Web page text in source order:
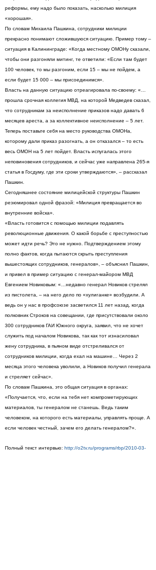
реформы, ему надо было показать, насколько милиция
«хорошая».
По словам Михаила Пашкина, сотрудники милиции
прекрасно понимают сложившуюся ситуацию. Пример тому –
ситуация в Калининграде: «Когда местному ОМОНу сказали,
чтобы они разгоняли митинг, те ответили: «Если там будет
100 человек, то мы разгоним, если 15 – мы не пойдем, а
если будет 15 000 – мы присоединимся».
Власть на данную ситуацию отреагировала по-своему: «…
прошла срочная коллегия МВД, на которой Медведев сказал,
что сотрудникам за неисполнение приказов надо давать 6
месяцев ареста, а за коллективное неисполнение – 5 лет.
Теперь поставьте себя на место руководства ОМОНа,
которому дали приказ разогнать, а он отказался – то есть
весь ОМОН на 5 лет пойдет. Власть испугалась этого
неповиновения сотрудников, и сейчас уже направлена 265-я
статья в Госдуму, где эти сроки утверждаются», – рассказал
Пашкин.
Сегодняшнее состояние милицейской структуры Пашкин
резюмировал одной фразой: «Милиция превращается во
внутренние войска».
«Власть готовится с помощью милиции подавлять
революционные движения. О какой борьбе с преступностью
может идти речь? Это не нужно. Подтверждением этому
полно фактов, когда пытаются скрыть преступления
вышестоящих сотрудников, генералов», – объяснил Пашкин,
и привел в пример ситуацию с генерал-майором МВД
Евгением Новиковым: «…недавно генерал Новиков стрелял
из пистолета, – на него дело по «хулиганке» возбудили. А
ведь он у нас в профсоюзе засветился 11 лет назад, когда
полковник Строков на совещании, где присутствовали около
300 сотрудников ГАИ Южного округа, заявил, что не хочет
служить под началом Новикова, так как тот изнасиловал
жену сотрудника, в пьяном виде отстреливался от
сотрудников милиции, когда ехал на машине… Через 2
месяца этого человека уволили, а Новиков получил генерала
и стреляет сейчас».
По словам Пашкина, это общая ситуация в органах:
«Получается, что, если на тебя нет компрометирующих
материалов, ты генералом не станешь. Ведь таким
человеком, на которого есть материалы, управлять проще. А
если человек честный, зачем его делать генералом?».
Полный текст интервью: http://o2tv.ru/programs/rbp/2010-03-